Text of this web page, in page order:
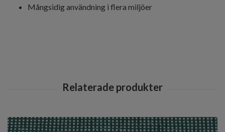
Mångsidig användning i flera miljöer